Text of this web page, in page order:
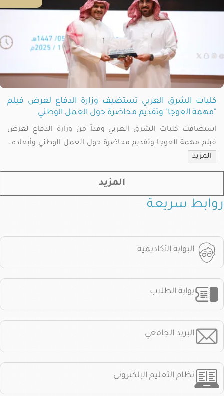
كليات الشرق العربي تستضيف وزارة الدفاع لعرض فيلم
"مهمة العوجا" وتقديم محاضرة حول العمل الوطني
استضافت كليات الشرق العربي وفداً من وزارة الدفاع لعرض
فيلم مهمة العوجا وتقديم محاضرة حول العمل الوطني وأبعاده…
المزيد
المزيد
روابط سريعة
البوابة الأكاديمية
بوابة الطلاب
البريد الجامعي
نظام التعليم الإلكتروني